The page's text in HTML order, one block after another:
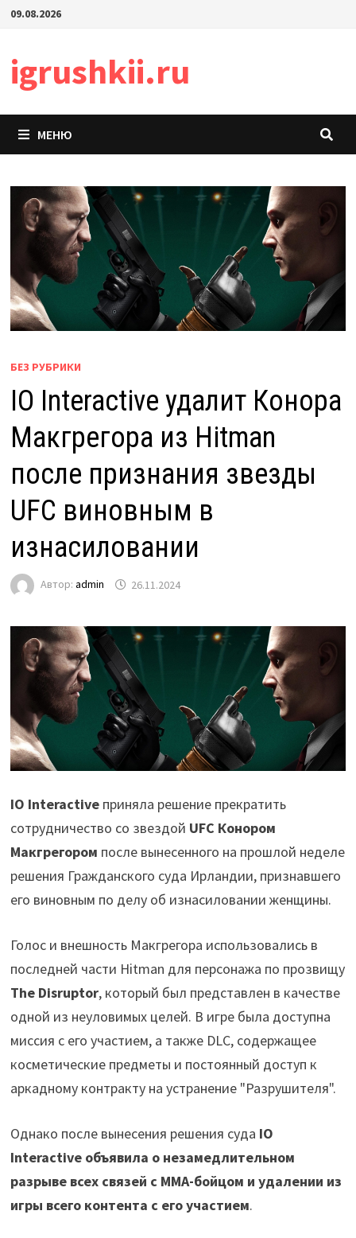
Перейти
09.08.2026
igrushkii.ru
МЕНЮ
БЕЗ РУБРИКИ
IO Interactive удалит Конора
Макгрегора из Hitman
после признания звезды
UFC виновным в
изнасиловании
Автор: admin 26.11.2024
IO Interactiveприняла решение прекратить
сотрудничество со звездой UFC Конором
Макгрегором после вынесенного на прошлой неделе
решения Гражданского суда Ирландии, признавшего
его виновным по делу об изнасиловании женщины.
Голос и внешность Макгрегора использовались в
последней части Hitman для персонажа по прозвищу
The Disruptor, который был представлен в качестве
одной из неуловимых целей. В игре была доступна
миссия с его участием, а также DLC, содержащее
косметические предметы и постоянный доступ к
аркадному контракту на устранение "Разрушителя".
Однако после вынесения решения суда IO
Interactive объявила о незамедлительном
разрыве всех связей с MMA-бойцом и удалении из
игры всего контента с его участием.